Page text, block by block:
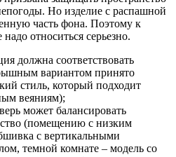
Но изделие с распашной
часть фона. Поэтому к
относиться серьезно.
должна соответствовать
вариантом принято
стиль, который подходит
веяниям);
может балансировать
(помещению с низким
с вертикальными
темной комнате – модель со